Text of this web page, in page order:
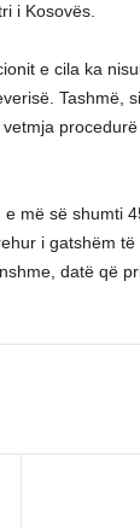
i Kosovës.
e cila ka
Tashmë,
më së shumti
i gatshëm
datë që